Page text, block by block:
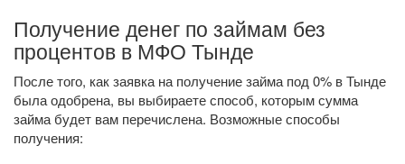
Получение денег по займам без
процентов в МФО Тынде
После того, как заявка на получение займа под 0% в Тынде
была одобрена, вы выбираете способ, которым сумма
займа будет вам перечислена. Возможные способы
получения: